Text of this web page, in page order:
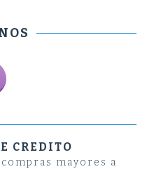
CREDITO
mayores a